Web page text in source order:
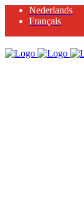
Nederlands
Français